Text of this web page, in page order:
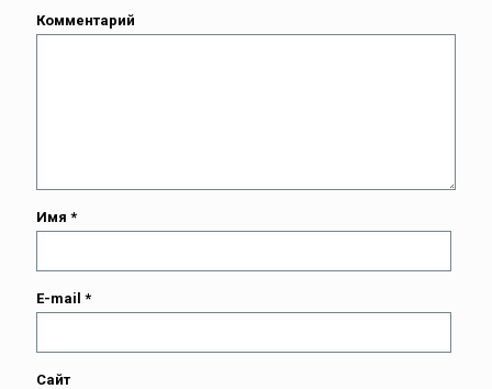
Комментарий
Имя *
E-mail *
Сайт